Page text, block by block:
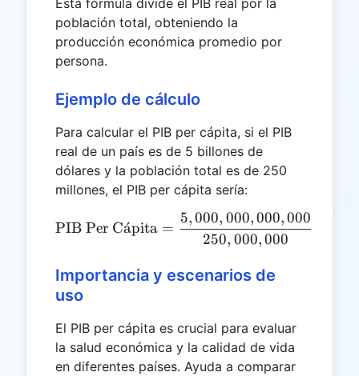
Esta fórmula divide el PIB real por la
población total, obteniendo la
producción económica promedio por
persona.
Ejemplo de cálculo
Para calcular el PIB per cápita, si el PIB
real de un país es de 5 billones de
dólares y la población total es de 250
millones, el PIB per cápita sería:
\text{PIB Per Cápita} =
PIB Per Ca
ˊpita =
250, 000,000
5,000, 000,000,000
Importancia y escenarios de
uso
El PIB per cápita es crucial para evaluar
la salud económica y la calidad de vida
en diferentes países. Ayuda a comparar